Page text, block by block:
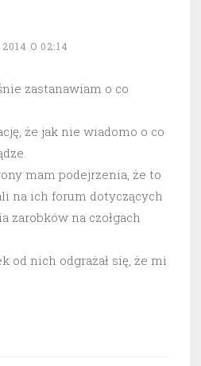
O 02:14
zastanawiam o co
że jak nie wiadomo o co
mam podejrzenia, że to
na ich forum dotyczących
zarobków na czołgach
od nich odgrażał się, że mi